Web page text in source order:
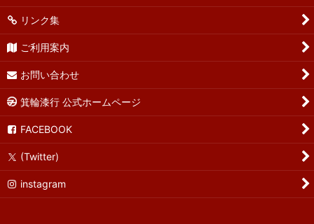
リンク集
ご利用案内
お問い合わせ
箕輪漆行 公式ホームページ
FACEBOOK
(Twitter)
instagram